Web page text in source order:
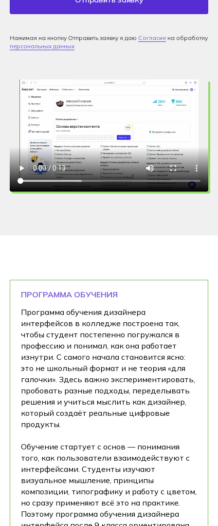
Нажимая на кнопку Отправить заявку я даю Согласие на обработку
персональных данных
ПРОГРАММА ОБУЧЕНИЯ
Программа обучения дизайнера
интерфейсов в колледже построена так,
чтобы студент постепенно погружался в
профессию и понимал, как она работает
изнутри. С самого начала становится ясно:
это не школьный формат и не теория «для
галочки». Здесь важно экспериментировать,
пробовать разные подходы, переделывать
решения и учиться мыслить как дизайнер,
который создаёт реальные цифровые
продукты.
Обучение стартует с основ — понимания
того, как пользователи взаимодействуют с
интерфейсами. Студенты изучают
визуальное мышление, принципы
композиции, типографику и работу с цветом,
но сразу применяют всё это на практике.
Поэтому программа обучения дизайнера